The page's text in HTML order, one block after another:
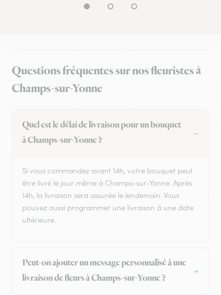
Questions fréquentes sur nos fleuristes à
Champs-sur-Yonne
Quel est le délai de livraison pour un bouquet
à Champs-sur-Yonne ?
Si vous commandez avant 14h, votre bouquet peut
être livré le jour même à Champs-sur-Yonne. Après
14h, la livraison sera assurée le lendemain. Vous
pouvez aussi programmer une livraison à une date
ultérieure.
Peut-on ajouter un message personnalisé à une
livraison de fleurs à Champs-sur-Yonne ?